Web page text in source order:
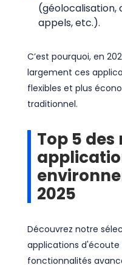
(géolocalisation,
appels, etc.).
C’est pourquoi, en
largement ces
flexibles et plus
traditionnel.
Top 5
2025
Découvrez notre
applications
fonctionnalités